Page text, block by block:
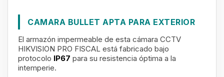
CAMARA BULLET APTA PARA EXTERIOR
El armazón impermeable de esta cámara CCTV
HIKVISION PRO FISCAL está fabricado bajo
protocolo IP67 para su resistencia óptima a la
intemperie.